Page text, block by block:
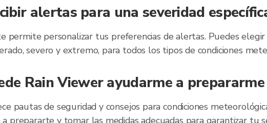
alertas para una severidad
permite personalizar tus preferencias de alertas. Puedes
severo y extremo, para todos los tipos de condiciones
Rain Viewer ayudarme a
pautas de seguridad y consejos para condiciones
prepararte y tomar las medidas adecuadas para garantizar tu